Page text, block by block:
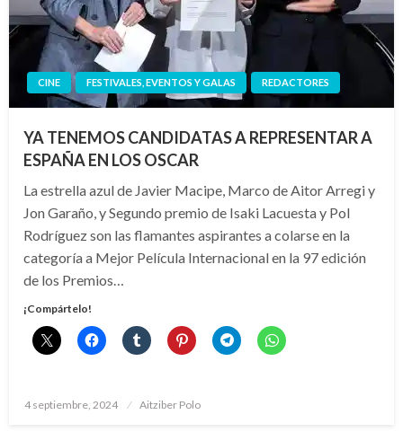
CINE FESTIVALES, EVENTOS Y GALAS REDACTORES
YA TENEMOS CANDIDATAS A REPRESENTAR A
ESPAÑA EN LOS OSCAR
La estrella azul de Javier Macipe, Marco de Aitor Arregi y
Jon Garaño, y Segundo premio de Isaki Lacuesta y Pol
Rodríguez son las flamantes aspirantes a colarse en la
categoría a Mejor Película Internacional en la 97 edición
de los Premios…
¡Compártelo!
Publicado
4 septiembre, 2024 Aitziber Polo